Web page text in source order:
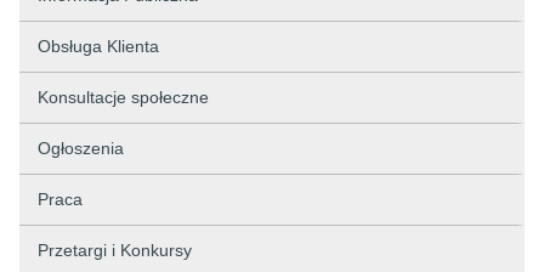
Obsługa Klienta
Konsultacje społeczne
Ogłoszenia
Praca
Przetargi i Konkursy